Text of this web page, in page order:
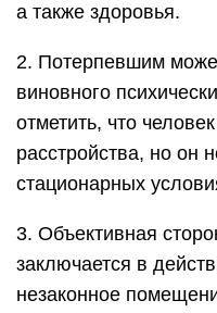
а также здоровья.
2. Потерпевшим
виновного
отметить, что
расстройства, но он
стационарных
3. Объективная
заключается в
незаконное